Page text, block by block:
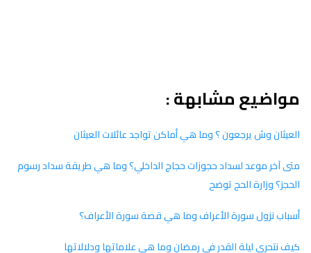
مواضيع مشابهة :
العيثان وش يرجعون ؟ وما هي أماكن تواجد عائلات العيثان
متى آخر موعد لسداد حجوزات حجاج الداخلي؟ وما هي طريقة سداد رسوم
الحجز؟ وزارة الحج توضح
أسباب نزول سورة الأعراف وما هي قصة سورة الأعراف؟
كيف نتحرى ليلة القدر في رمضان وما هي علاماتها ودلالاتها